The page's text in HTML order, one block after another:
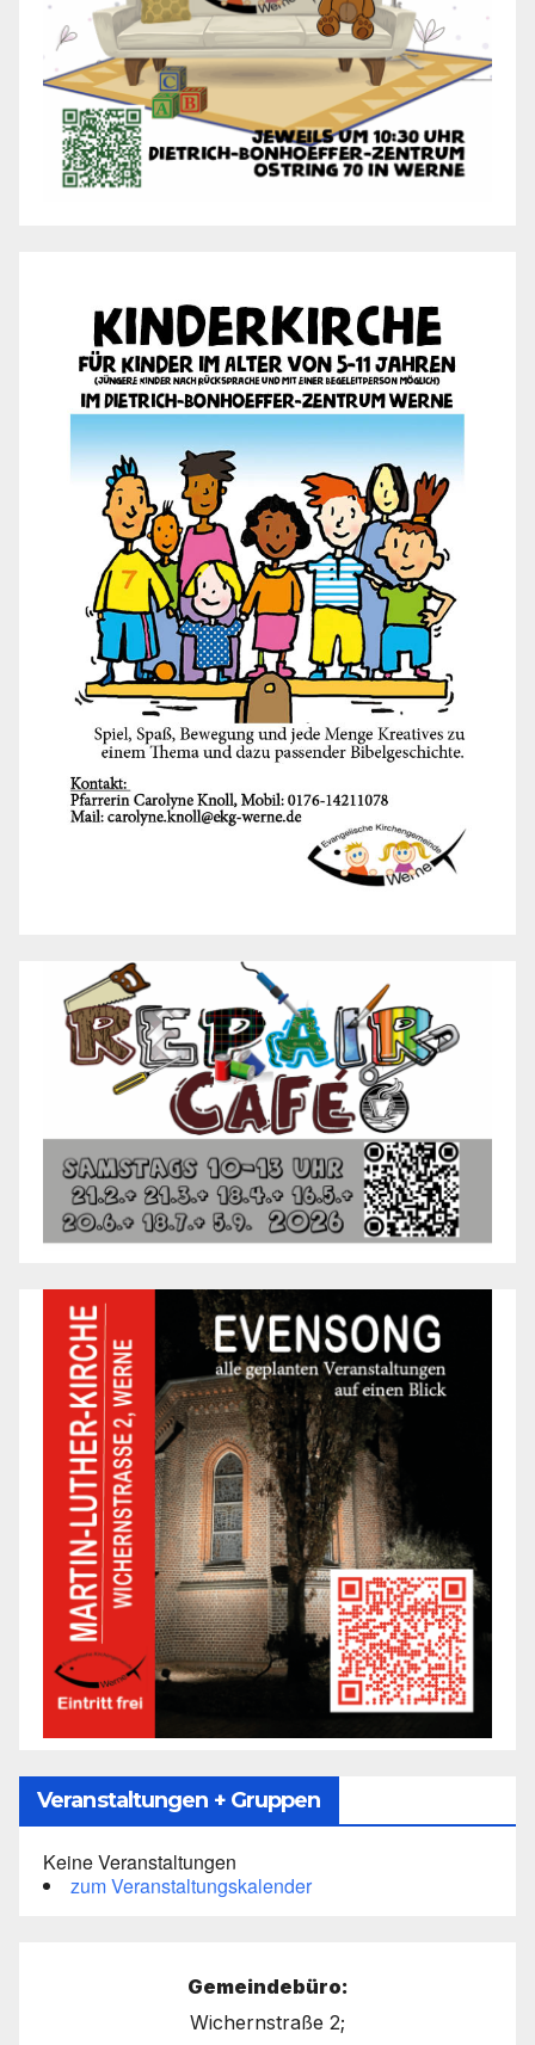
Veranstaltungen + Gruppen
Keine Veranstaltungen
zum Veranstaltungskalender
Gemeindebüro:
Wichernstraße 2;